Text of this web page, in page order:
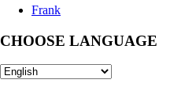
Frank
CHOOSE LANGUAGE